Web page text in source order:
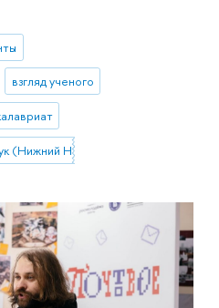
взгляд ученого
(Нижний Новгород)